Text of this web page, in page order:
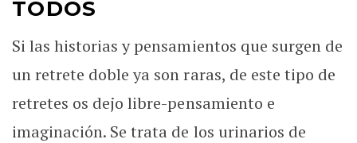
TODOS
Si las historias y pensamientos que surgen de
un retrete doble ya son raras, de este tipo de
retretes os dejo libre-pensamiento e
imaginación. Se trata de los urinarios de